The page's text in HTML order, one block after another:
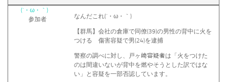
(´・ω・｀)
参加者
なんだこれ(´・ω・｀)
【群馬】会社の倉庫で同僚(39)の男性の背中に火を
つける 傷害容疑で男(24)を逮捕
警察の調べに対し、戸ヶ﨑容疑者は「火をつけた
のは間違いないが背中を燃やそうとした訳ではな
い」と容疑を一部否認しています。